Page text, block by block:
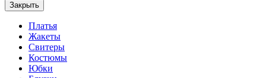
Закрыть
Платья
Жакеты
Свитеры
Костюмы
Юбки